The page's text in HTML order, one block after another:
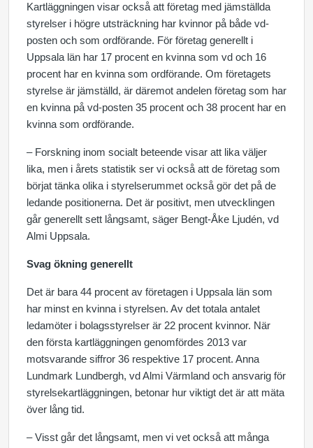
Kartläggningen visar också att företag med jämställda
styrelser i högre utsträckning har kvinnor på både vd-
posten och som ordförande. För företag generellt i
Uppsala län har 17 procent en kvinna som vd och 16
procent har en kvinna som ordförande. Om företagets
styrelse är jämställd, är däremot andelen företag som har
en kvinna på vd-posten 35 procent och 38 procent har en
kvinna som ordförande.
– Forskning inom socialt beteende visar att lika väljer
lika, men i årets statistik ser vi också att de företag som
börjat tänka olika i styrelserummet också gör det på de
ledande positionerna. Det är positivt, men utvecklingen
går generellt sett långsamt, säger Bengt-Åke Ljudén, vd
Almi Uppsala.
Svag ökning generellt
Det är bara 44 procent av företagen i Uppsala län som
har minst en kvinna i styrelsen. Av det totala antalet
ledamöter i bolagsstyrelser är 22 procent kvinnor. När
den första kartläggningen genomfördes 2013 var
motsvarande siffror 36 respektive 17 procent. Anna
Lundmark Lundbergh, vd Almi Värmland och ansvarig för
styrelsekartläggningen, betonar hur viktigt det är att mäta
över lång tid.
– Visst går det långsamt, men vi vet också att många